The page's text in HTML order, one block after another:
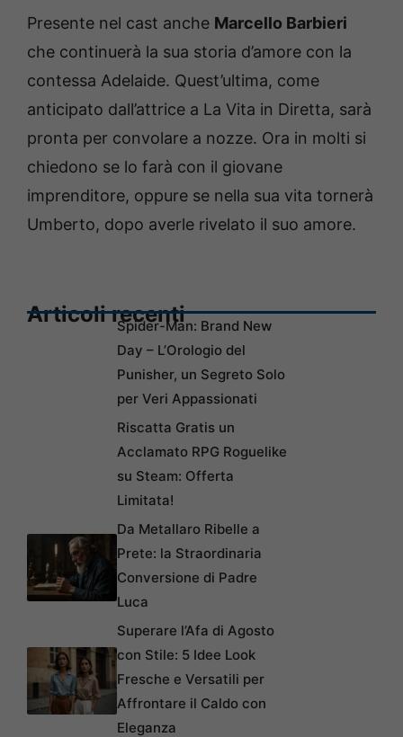
Presente nel cast anche Marcello Barbieri
che continuerà la sua storia d’amore con la
contessa Adelaide. Quest’ultima, come
anticipato dall’attrice a La Vita in Diretta, sarà
pronta per convolare a nozze. Ora in molti si
chiedono se lo farà con il giovane
imprenditore, oppure se nella sua vita tornerà
Umberto, dopo averle rivelato il suo amore.
Articoli recentiSpider-Man: Brand New
Day – L’Orologio del
Punisher, un Segreto Solo
per Veri Appassionati
Riscatta Gratis un
Acclamato RPG Roguelike
su Steam: Offerta
Limitata!
Da Metallaro Ribelle a
Prete: la Straordinaria
Conversione di Padre
Luca
Superare l’Afa di Agosto
con Stile: 5 Idee Look
Fresche e Versatili per
Affrontare il Caldo con
Eleganza